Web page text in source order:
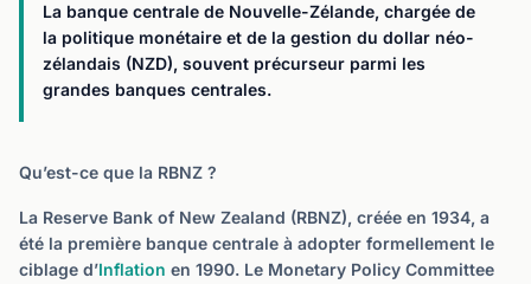
La banque centrale de Nouvelle-Zélande, chargée de
la politique monétaire et de la gestion du dollar néo-
zélandais (NZD), souvent précurseur parmi les
grandes banques centrales.
Qu’est-ce que la RBNZ ?
La Reserve Bank of New Zealand (RBNZ), créée en 1934, a
été la première banque centrale à adopter formellement le
ciblage d’Inflation en 1990. Le Monetary Policy Committee